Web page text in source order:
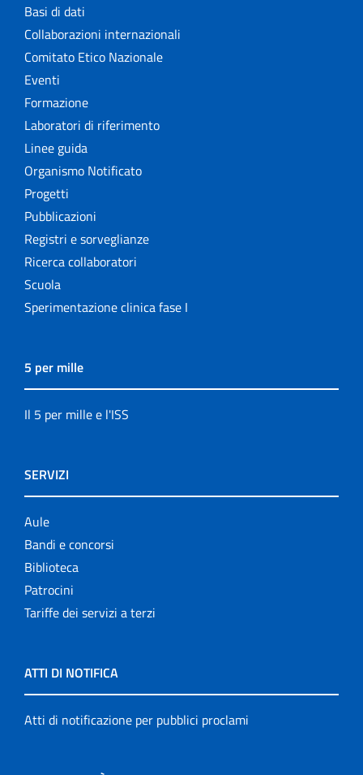
Basi di dati
Collaborazioni internazionali
Comitato Etico Nazionale
Eventi
Formazione
Laboratori di riferimento
Linee guida
Organismo Notificato
Progetti
Pubblicazioni
Registri e sorveglianze
Ricerca collaboratori
Scuola
Sperimentazione clinica fase I
5 per mille
Il 5 per mille e l'ISS
SERVIZI
Aule
Bandi e concorsi
Biblioteca
Patrocini
Tariffe dei servizi a terzi
ATTI DI NOTIFICA
Atti di notificazione per pubblici proclami